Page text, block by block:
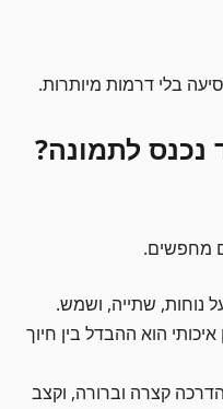
בלי דרמות מיותרות.
מחפשים.
נוחות, שתייה, ושמש.
איכותי הוא ההבדל בין חיוך
קצרה וברורה, וקצב